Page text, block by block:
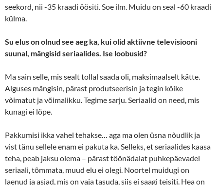
seekord, nii -35 kraadi öösiti. Soe ilm. Muidu on seal -60 kraadi
külma.
Su elus on olnud see aeg ka, kui olid aktiivne televisiooni
suunal, mängisid seriaalides. Ise loobusid?
Ma sain selle, mis sealt tollal saada oli, maksimaalselt kätte.
Alguses mängisin, pärast produtseerisin ja tegin kõike
võimatut ja võimalikku. Tegime sarju. Seriaalid on need, mis
kunagi ei lõpe.
Pakkumisi ikka vahel tehakse… aga ma olen üsna nõudlik ja
vist tänu sellele enam ei pakuta ka. Selleks, et seriaalides kaasa
teha, peab jaksu olema – pärast töönädalat puhkepäevadel
seriaali, tõmmata, muud elu ei olegi. Noortel muidugi on
laenud ja asjad, mis on vaja tasuda, siis ei saagi teisiti. Hea on